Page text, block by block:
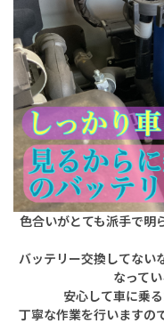
色合いがとても派手で明
バッテリー交換してない
なって
安心して車に乗
丁寧な作業を行いますの